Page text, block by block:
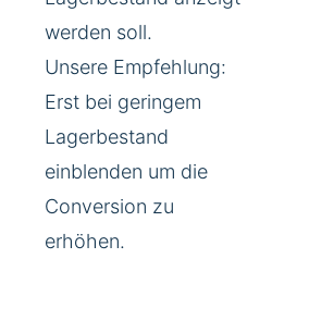
werden soll.
Unsere Empfehlung:
Erst bei geringem
Lagerbestand
einblenden um die
Conversion zu
erhöhen.